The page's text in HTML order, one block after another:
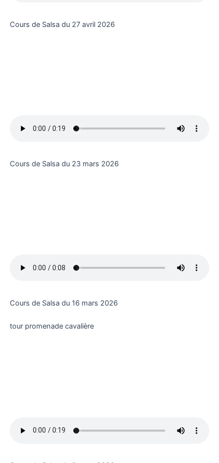
Cours de Salsa du 27 avril 2026
Cours de Salsa du 23 mars 2026
Cours de Salsa du 16 mars 2026
tour promenade cavalière